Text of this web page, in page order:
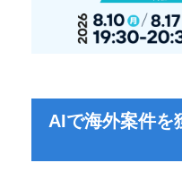
AIで海外案件を